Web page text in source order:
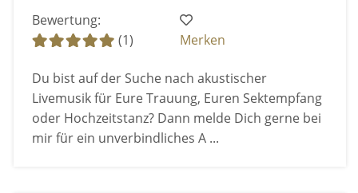
Bewertung:
(1)
Merken
Du bist auf der Suche nach akustischer
Livemusik für Eure Trauung, Euren Sektempfang
oder Hochzeitstanz? Dann melde Dich gerne bei
mir für ein unverbindliches A ...